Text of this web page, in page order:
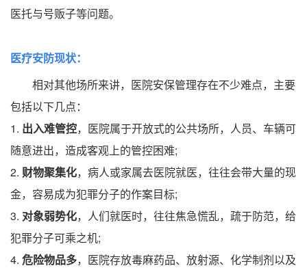
医托与号贩子等问题。
医疗安防现状：
相对其他场所来讲，医院安保管理存在不少难点，主要
包括以下几点：
1. 出入难管控，医院属于开放式的公共场所，人员、车辆可
随意进出，造成客观上的管控困难;
2. 财物聚集化，病人或家属去医院就医，往往会带大量的现
金，容易成为犯罪分子的作案目标;
3. 对象弱势化，人们就医时，往往焦急慌乱，疏于防范，给
犯罪分子可乘之机;
4. 危险物品多，医院存放毒麻药品、放射源、化学制剂以及